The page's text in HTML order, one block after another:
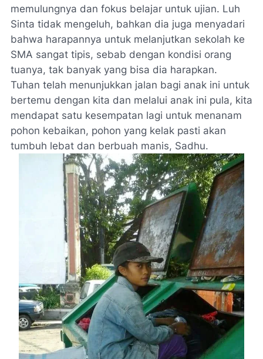
memulungnya dan fokus belajar untuk ujian. Luh
Sinta tidak mengeluh, bahkan dia juga menyadari
bahwa harapannya untuk melanjutkan sekolah ke
SMA sangat tipis, sebab dengan kondisi orang
tuanya, tak banyak yang bisa dia harapkan.
Tuhan telah menunjukkan jalan bagi anak ini untuk
bertemu dengan kita dan melalui anak ini pula, kita
mendapat satu kesempatan lagi untuk menanam
pohon kebaikan, pohon yang kelak pasti akan
tumbuh lebat dan berbuah manis, Sadhu.